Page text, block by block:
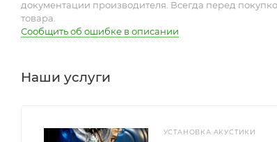
документации производителя. Всегда перед
товара.
Сообщить об ошибке в описании
Наши услуги
УСТАНОВКА АКУСТИКИ